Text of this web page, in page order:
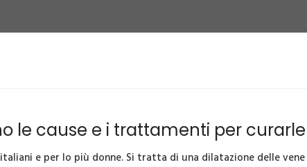
le cause e i trattamenti per curarle
e per lo più donne. Si tratta di una dilatazione delle vene